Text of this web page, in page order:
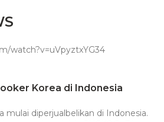
watch?v=uVpyztxYG34
Korea di Indonesia
mulai diperjualbelikan di Indonesia.